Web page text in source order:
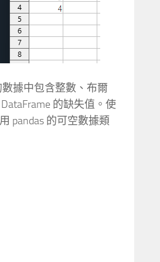
據中包含整數、布爾
的缺失值。使
pandas 的可空數據類